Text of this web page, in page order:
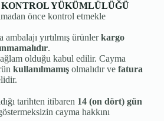
YÜKÜMLÜLÜĞÜ
önce kontrol etmekle
ambalajı yırtılmış ürünlerkargo
.
olduğu kabul edilir. Cayma
kullanılmamışolmalıdır ve fatura
tarihten itibaren 14 (on dört) gün
cayma hakkını